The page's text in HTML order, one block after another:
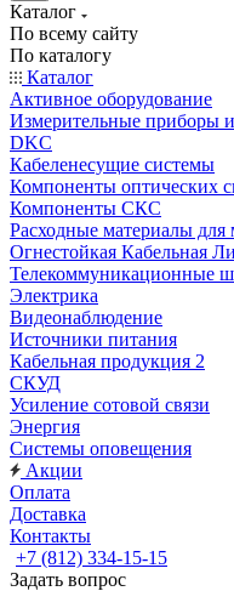
Каталог
По всему сайту
По каталогу
Каталог
Активное оборудование
Измерительные приборы
DKC
Кабеленесущие системы
Компоненты оптических
Компоненты СКС
Расходные материалы для
Огнестойкая Кабельная
Телекоммуникационные
Электрика
Видеонаблюдение
Источники питания
Кабельная продукция 2
СКУД
Усиление сотовой связи
Энергия
Системы оповещения
Акции
Оплата
Доставка
Контакты
+7 (812) 334-15-15
Задать вопрос